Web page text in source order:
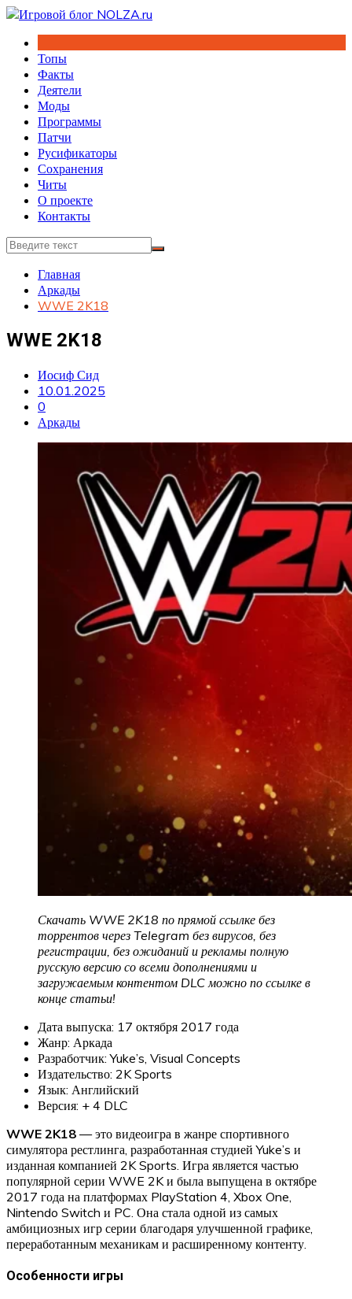
Перейти
содержимому
Топы
Факты
Деятели
Моды
Программы
Патчи
Русификаторы
Сохранения
Читы
О проекте
Контакты
Главная
Аркады
WWE 2K18
WWE 2K18
Иосиф Сид
10.01.2025
0
Аркады
Скачать WWE 2K18 по прямой ссылке без
торрентов через Telegram без вирусов, без
регистрации, без ожиданий и рекламы полную
русскую версию со всеми дополнениями и
загружаемым контентом DLC можно по ссылке в
конце статьи!
Дата выпуска: 17 октября 2017 года
Жанр: Аркада
Разработчик: Yuke’s, Visual Concepts
Издательство: 2K Sports
Язык: Английский
Версия: + 4 DLC
WWE 2K18 — это видеоигра в жанре спортивного
симулятора рестлинга, разработанная студией Yuke’s и
изданная компанией 2K Sports. Игра является частью
популярной серии WWE 2K и была выпущена в октябре
2017 года на платформах PlayStation 4, Xbox One,
Nintendo Switch и PC. Она стала одной из самых
амбициозных игр серии благодаря улучшенной графике,
переработанным механикам и расширенному контенту.
Особенности игры